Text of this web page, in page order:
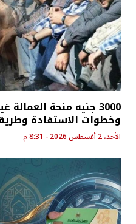
3000 جنيه منحة
وخطوات الاستفادة
الأحد، 2 أغسطس 2026 - 8:31 م